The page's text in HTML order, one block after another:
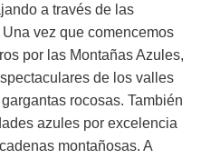
a través de las
vez que comencemos
por las Montañas Azules,
de los valles
rocosas. También
azules por excelencia
montañosas. A